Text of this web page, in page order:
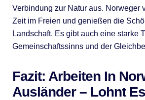
Verbindung zur Natur aus. Norweger
Zeit im Freien und genießen die
Landschaft. Es gibt auch eine starke
Gemeinschaftssinns und der
Fazit: Arbeiten In
Ausländer – Lohnt